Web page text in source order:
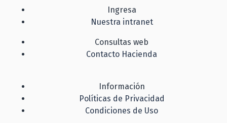
Ingresa
Nuestra intranet
Consultas web
Contacto Hacienda
Información
Políticas de Privacidad
Condiciones de Uso